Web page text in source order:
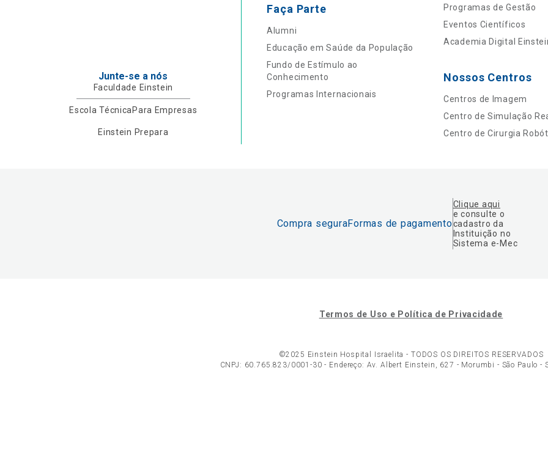
Junte-se a nós
Faculdade Einstein
Escola TécnicaPara Empresas
Einstein Prepara
Faça Parte
Alumni
Educação em Saúde da População
Fundo de Estímulo ao
Conhecimento
Programas Internacionais
Programas de Gestão
Eventos Científicos
Academia Digital
Nossos Centros
Centros de Imagem
Centro de Simulação
Centro de Cirurgia
Compra seguraFormas de pagamento
Clique aqui
e consulte o
cadastro da
Instituição no
Sistema e-Mec
Termos de Uso e Política de Privacidade
©2025 Einstein Hospital Israelita - TODOS OS DIREITOS RESERVADOS
CNPJ: 60.765.823/0001-30 - Endereço: Av. Albert Einstein, 627 - Morumbi - São Paulo -